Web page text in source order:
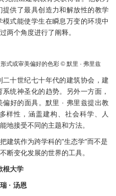
供了最具创造力和解放性的教学
式能使学生在瞬息万变的环境中
两个角度进行了阐释。
式或审美偏好的色彩 © 默里 · 弗里兹
十世纪七十年代的建筑协会，建
统神圣化的趋势。另外一方面，
好的面具。默里 · 弗里兹提出教
样性，涵盖建构、社会科学、人
地接受不同的主题和方法。
建筑作为跨学科的"生态学"而不是
断变化发展的世界的工具。
根大学
· 汤恩